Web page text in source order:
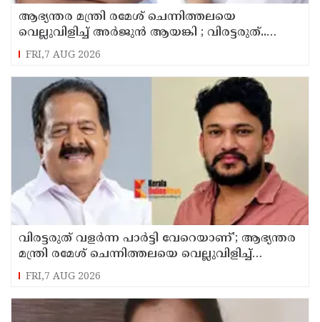
ആഭ്യന്തര മന്ത്രി രമേശ് ചെന്നിത്തലയെ
വെല്ലുവിളിച്ച് അ‍ർജുൻ ആയങ്കി ; വിരട്ടരുത്..
വളർന്ന പാർട്ടി വേറെയാണ് !
FRI,7 AUG 2026
വിരട്ടരുത് വളര്‍ന്ന പാര്‍ട്ടി വേറെയാണ്'; ആഭ്യന്തര
മന്ത്രി രമേശ് ചെന്നിത്തലയെ വെല്ലുവിളിച്ച്
അര്‍ജുന്‍ ആയങ്കി
FRI,7 AUG 2026